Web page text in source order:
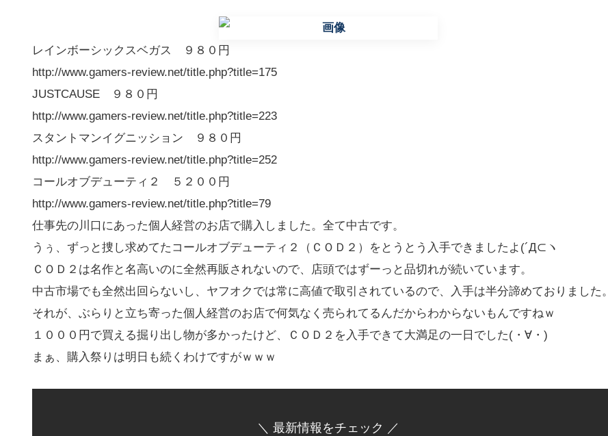
レインボーシックスベガス ９８０円
http://www.gamers-review.net/title.php?title=175
JUSTCAUSE ９８０円
http://www.gamers-review.net/title.php?title=223
スタントマンイグニッション ９８０円
http://www.gamers-review.net/title.php?title=252
コールオブデューティ２ ５２００円
http://www.gamers-review.net/title.php?title=79
仕事先の川口にあった個人経営のお店で購入しました。全て中古です。
うぅ、ずっと捜し求めてたコールオブデューティ２（ＣＯＤ２）をとうとう入手できましたよ(´Д⊂ヽ
ＣＯＤ２は名作と名高いのに全然再販されないので、店頭ではずーっと品切れが続いています。
中古市場でも全然出回らないし、ヤフオクでは常に高値で取引されているので、入手は半分諦めておりました。
それが、ぶらりと立ち寄った個人経営のお店で何気なく売られてるんだからわからないもんですねｗ
１０００円で買える掘り出し物が多かったけど、ＣＯＤ２を入手できて大満足の一日でした(・∀・)
まぁ、購入祭りは明日も続くわけですがｗｗｗ
＼ 最新情報をチェック ／